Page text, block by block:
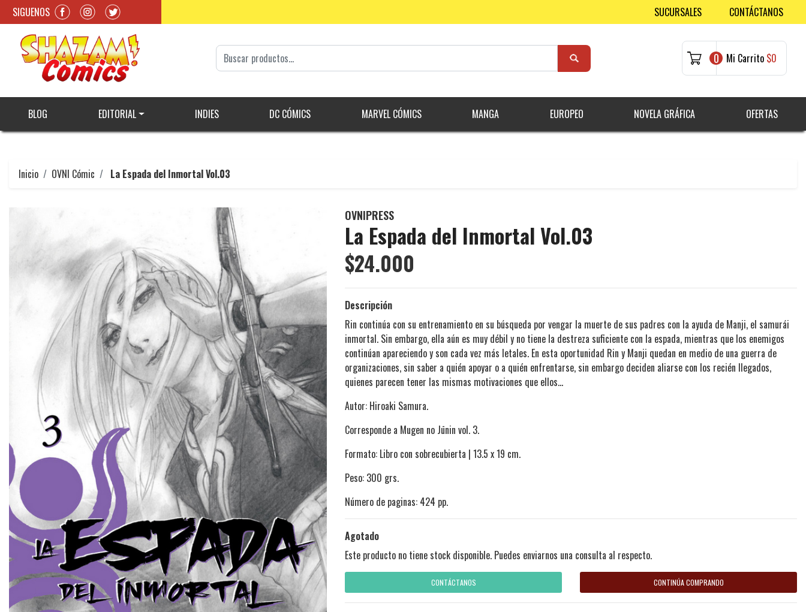
SIGUENOS SUCURSALES CONTÁCTANOS
0 Mi Carrito $0
BLOG EDITORIAL INDIES DC CÓMICS MARVEL CÓMICS MANGA EUROPEO NOVELA GRÁFICA OFERTAS
Inicio OVNI Cómic La Espada del Inmortal Vol.03
OVNIPRESS
La Espada del Inmortal Vol.03
$24.000
Descripción
Rin continúa con su entrenamiento en su búsqueda por vengar la muerte de sus padres con la ayuda de Manji, el samurái
inmortal. Sin embargo, ella aún es muy débil y no tiene la destreza suficiente con la espada, mientras que los enemigos
continúan apareciendo y son cada vez más letales. En esta oportunidad Rin y Manji quedan en medio de una guerra de
organizaciones, sin saber a quién apoyar o a quién enfrentarse, sin embargo deciden aliarse con los recién llegados,
quienes parecen tener las mismas motivaciones que ellos...
Autor: Hiroaki Samura.
Corresponde a Mugen no Jūnin vol. 3.
Formato: Libro con sobrecubierta | 13.5 x 19 cm.
Peso: 300 grs.
Número de paginas: 424 pp.
Agotado
Este producto no tiene stock disponible. Puedes enviarnos una consulta al respecto.
CONTÁCTANOS CONTINÚA COMPRANDO